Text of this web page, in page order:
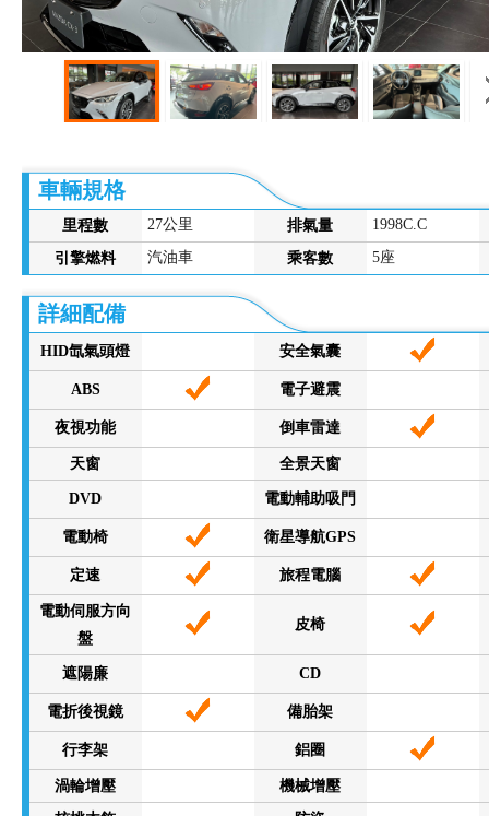
車輛規格
里程數 27公里 排氣量 1998C.C
引擎燃料 汽油車 乘客數 5座
詳細配備
HID氙氣頭燈 安全氣囊
ABS 電子避震
夜視功能 倒車雷達
天窗 全景天窗
DVD 電動輔助吸門
電動椅 衛星導航GPS
定速 旅程電腦
電動伺服方向
盤
皮椅
遮陽廉 CD
電折後視鏡 備胎架
行李架 鋁圈
渦輪增壓
機械增壓